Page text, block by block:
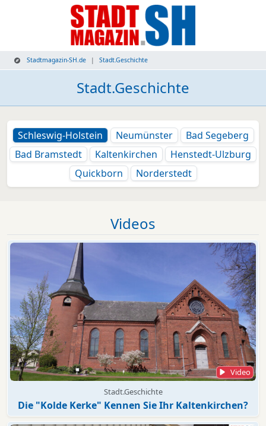
Stadtmagazin-SH.de Stadt.Geschichte
Stadt.Geschichte
Schleswig-Holstein Neumünster
Bad Segeberg
Bad Bramstedt
Kaltenkirchen
Henstedt-Ulzburg
Quickborn
Norderstedt
Videos
Video
Stadt.Geschichte
Die "Kolde Kerke" Kennen Sie Ihr Kaltenkirchen?